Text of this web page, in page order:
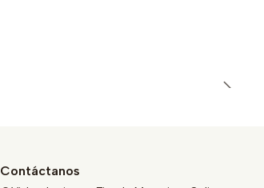
Contáctanos